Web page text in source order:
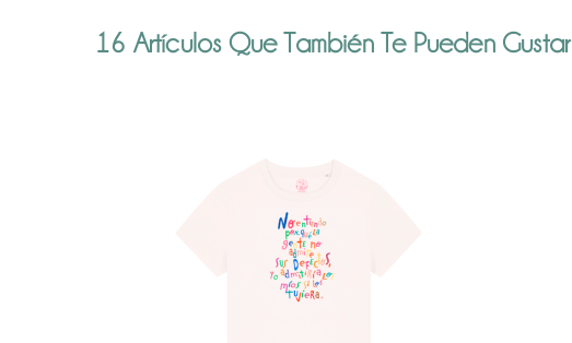
16 Artículos Que También Te Pueden Gustar